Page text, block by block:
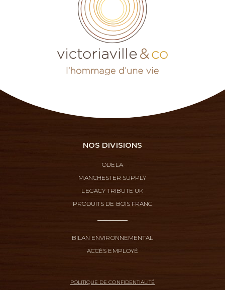
NOS DIVISIONS
ODELA
MANCHESTER SUPPLY
LEGACY TRIBUTE UK
PRODUITS DE BOIS FRANC
BILAN ENVIRONNEMENTAL
ACCÈS EMPLOYÉ
POLITIQUE DE CONFIDENTIALITÉ